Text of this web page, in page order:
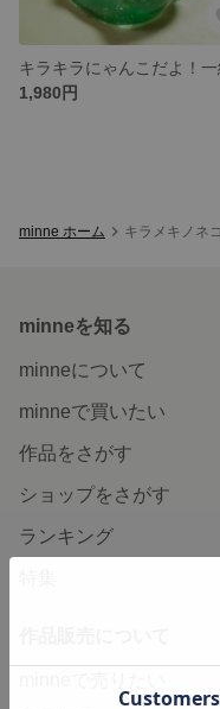
1,980円
minne ホーム キラメキノネ
minneを知る
minneについて
minneで買いたい
作品をさがす
ショップをさがす
ランキング